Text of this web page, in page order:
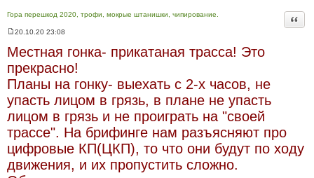
Гора перешкод 2020, трофи, мокрые штанишки, чипирование.
о
в
д
о
м
л
е
н
н
я
20.10.20 23:08
Местная гонка- прикатаная трасса! Это
прекрасно!
Планы на гонку- выехать с 2-х часов, не
упасть лицом в грязь, в плане не упасть
лицом в грязь и не проиграть на "своей
трассе". На брифинге нам разъясняют про
цифровые КП(ЦКП), то что они будут по ходу
движения, и их пропустить сложно.